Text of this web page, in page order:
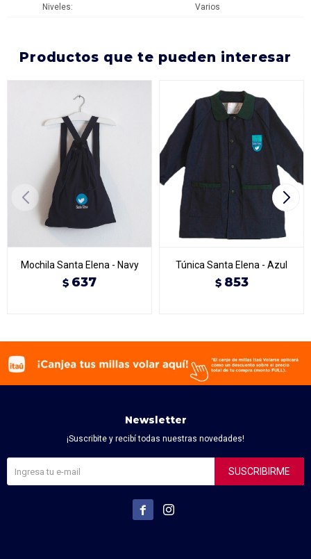
Niveles Varios
productos que te pueden interesar
Mochila Santa Elena - Navy
$ 637
Túnica Santa Elena - Azul
$ 853
Newsletter
¡Suscribite y recibí todas nuestras novedades!
SUSCRIBIRME
 